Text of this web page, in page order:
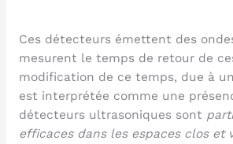
Ces détecteurs émettent des
mesurent le temps de retour de
modification de ce temps, due à
est interprétée comme une
détecteurs ultrasoniques sont
efficaces dans les espaces clos et